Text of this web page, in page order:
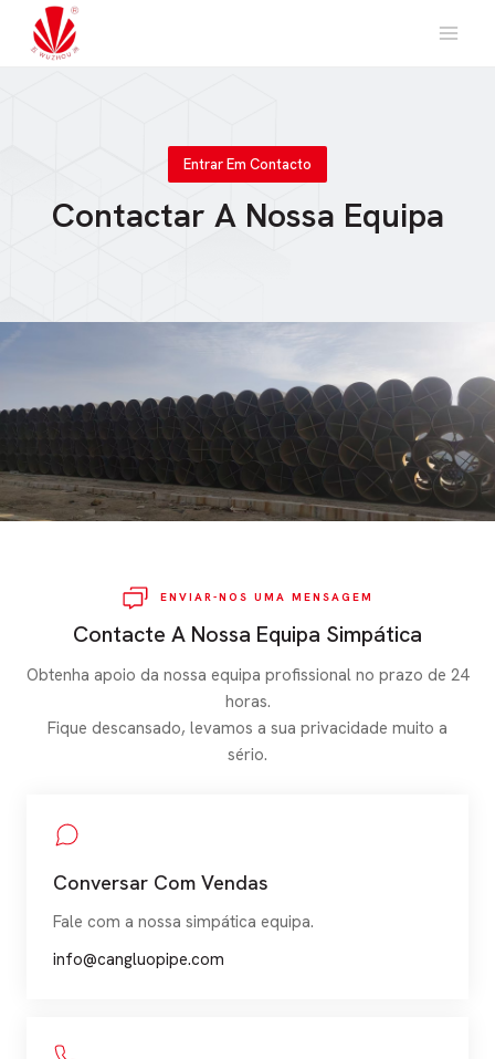
Saltar
Entrar Em Contacto
Contactar A Nossa Equipa
ENVIAR-NOS UMA MENSAGEM
Contacte A Nossa Equipa Simpática
Obtenha apoio da nossa equipa profissional no prazo de 24
horas.
Fique descansado, levamos a sua privacidade muito a
sério.
Conversar Com Vendas
Fale com a nossa simpática equipa.
info@cangluopipe.com